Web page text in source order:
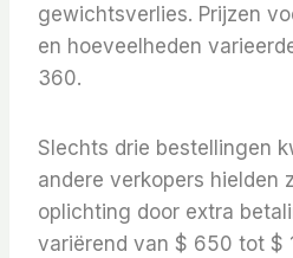
gewichtsverlies. Prijzen
en hoeveelheden
360.
Slechts drie bestellingen
andere verkopers hielden
oplichting door extra
variërend van $ 650 tot $